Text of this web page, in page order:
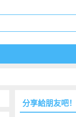
分享給朋友吧！